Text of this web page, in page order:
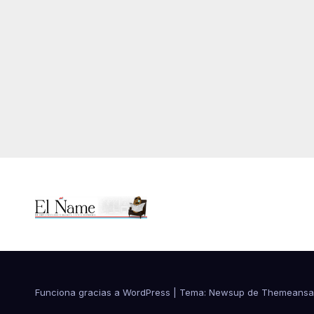
Funciona gracias a WordPress Tema: Newsup de